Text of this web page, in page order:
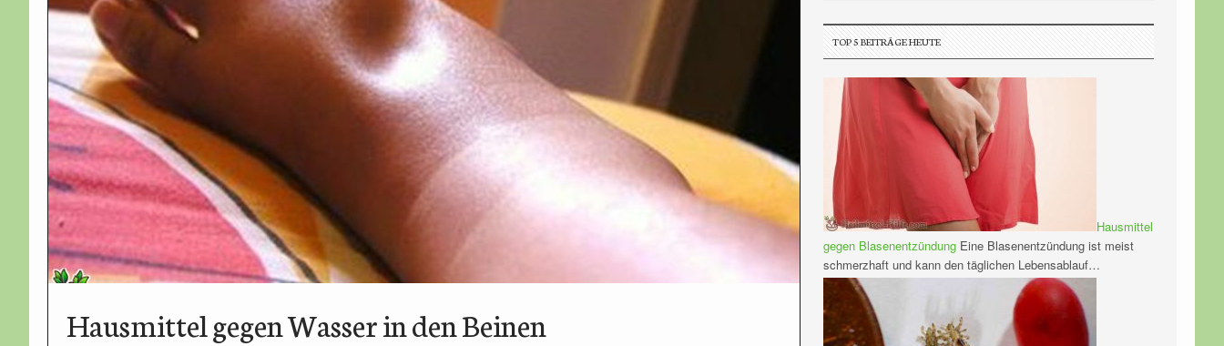
Hausmittel gegen Wasser in den Beinen
TOP 5 BEITRÄGE HEUTE
Hausmittel
gegen BlasenentzündungEine Blasenentzündung ist meist
schmerzhaft und kann den täglichen Lebensablauf…